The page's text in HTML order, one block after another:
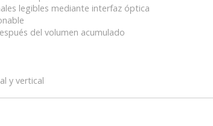
legibles mediante interfaz óptica
del volumen acumulado
y vertical